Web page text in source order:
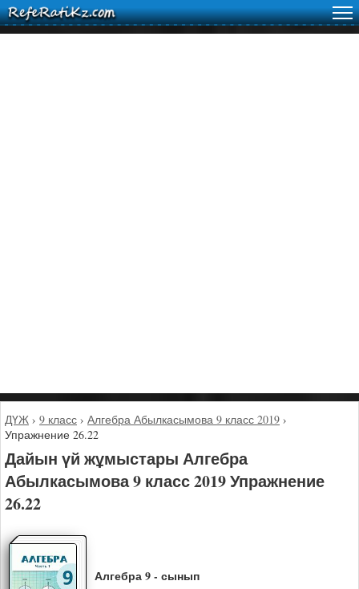
ДҮЖ › 9 класс › Алгебра Абылкасымова 9 класс 2019 ›
Упражнение 26.22
Дайын үй жұмыстары Алгебра
Абылкасымова 9 класс 2019 Упражнение
26.22
Алгебра 9 - сынып